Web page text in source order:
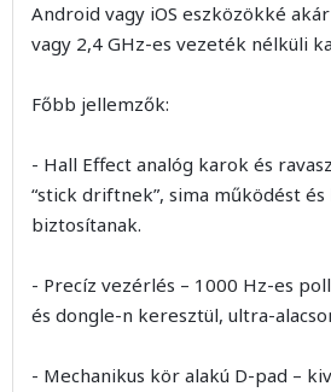
Android vagy iOS eszközökké
vagy 2,4 GHz-es vezeték nélküli
Főbb jellemzők:
- Hall Effect analóg karok és
“stick driftnek”, sima működést
biztosítanak.
- Precíz vezérlés – 1000 Hz-es
és dongle-n keresztül, ultra-
- Mechanikus kör alakú D-pad –